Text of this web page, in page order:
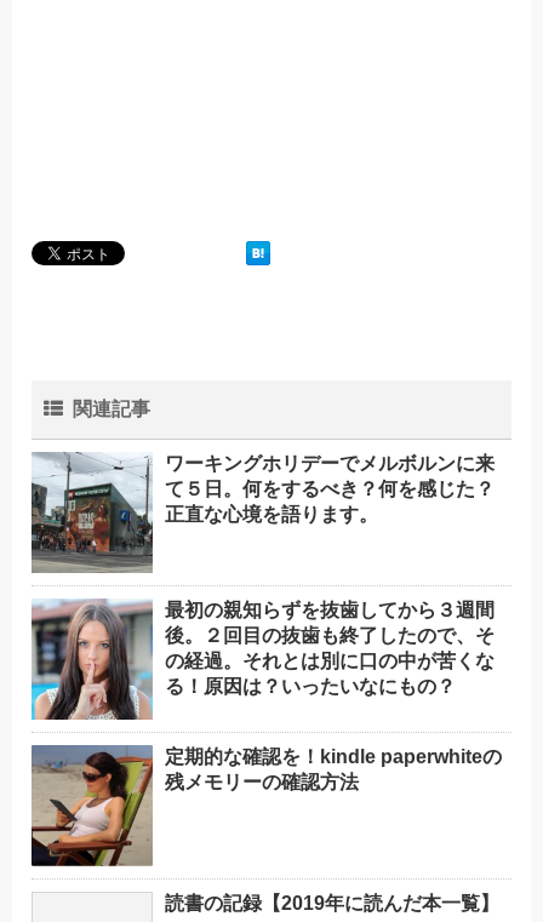
関連記事
ワーキングホリデーでメルボルンに来
て５日。何をするべき？何を感じた？
正直な心境を語ります。
最初の親知らずを抜歯してから３週間
後。２回目の抜歯も終了したので、そ
の経過。それとは別に口の中が苦くな
る！原因は？いったいなにもの？
定期的な確認を！kindle paperwhiteの
残メモリーの確認方法
読書の記録【2019年に読んだ本一覧】